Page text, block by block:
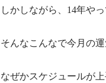
しかしながら、14年や
そんなこんなで今月の
なぜかスケジュールが